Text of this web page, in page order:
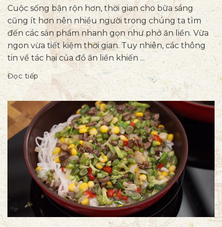
Cuộc sống bận rộn hơn, thời gian cho bữa sáng
cũng ít hơn nên nhiều người trong chúng ta tìm
đến các sản phẩm nhanh gọn như phở ăn liền. Vừa
ngon vừa tiết kiệm thời gian. Tuy nhiên, các thông
tin về tác hại của đồ ăn liền khiến ...
Đọc tiếp